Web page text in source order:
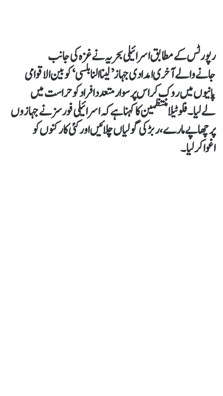
رپورٹس کے مطابق اسرائیلی بحریہ نے غزہ کی جانب
جانےوالے آخری امدادی جہاز ’لینا النابلسی‘ کو بین الاقوامی
پانیوں میں روک کر اس پر سوار متعدد افراد کو حراست میں
لےلیا۔فلوٹیلا منتظمین کا کہنا ہےکہ اسرائیلی فورسز نے جہازوں
پر چھاپےمارے،ربڑ کی گولیاں چلائیں اور کئی کارکنوں کو
اغوا کرلیا۔